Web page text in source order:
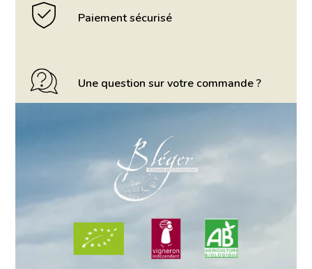
Paiement sécurisé
Une question sur votre commande ?